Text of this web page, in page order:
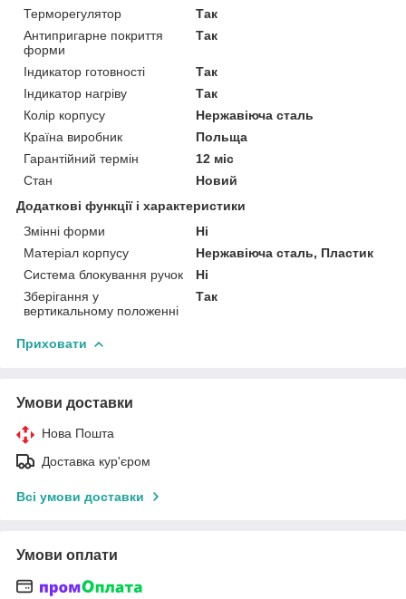
Терморегулятор
Так
Антипригарне покриття
форми
Так
Індикатор готовності
Так
Індикатор нагріву
Так
Колір корпусу
Нержавіюча сталь
Країна виробник
Польща
Гарантійний термін
12 міс
Стан
Новий
Додаткові функції і характеристики
Змінні форми
Ні
Матеріал корпусу
Нержавіюча сталь, Пластик
Система блокування ручок
Ні
Зберігання у
вертикальному положенні
Так
Приховати
Умови доставки
Нова Пошта
Доставка кур'єром
Всі умови доставки
Умови оплати